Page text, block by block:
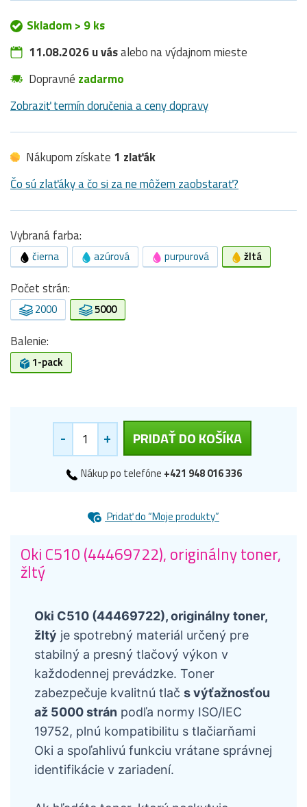
Skladom > 9 ks
11.08.2026 u vásalebo na výdajnom mieste
Dopravné zadarmo
Zobraziť termín doručenia a ceny dopravy
Nákupom získate 1 zlaťák
Čo sú zlaťáky a čo si za ne môžem zaobstarať?
Vybraná farba:
čierna azúrová purpurová žltá
Počet strán:
2000 5000
Balenie:
1-pack
- + PRIDAŤ DO KOŠÍKA
Nákup po telefóne +421 948 016 336
Pridať do “Moje produkty”
Oki C510 (44469722), originálny toner,
žltý
Oki C510 (44469722), originálny toner,
žltý je spotrebný materiál určený pre
stabilný a presný tlačový výkon v
každodennej prevádzke. Toner
zabezpečuje kvalitnú tlač s výťažnosťou
až 5000 strán podľa normy ISO/IEC
19752, plnú kompatibilitu s tlačiarňami
Oki a spoľahlivú funkciu vrátane správnej
identifikácie v zariadení.